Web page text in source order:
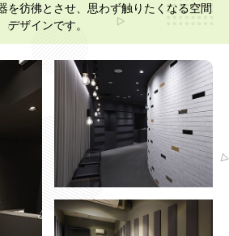
を彷彿とさせ、思わず触りたくなる空間
デザインです。